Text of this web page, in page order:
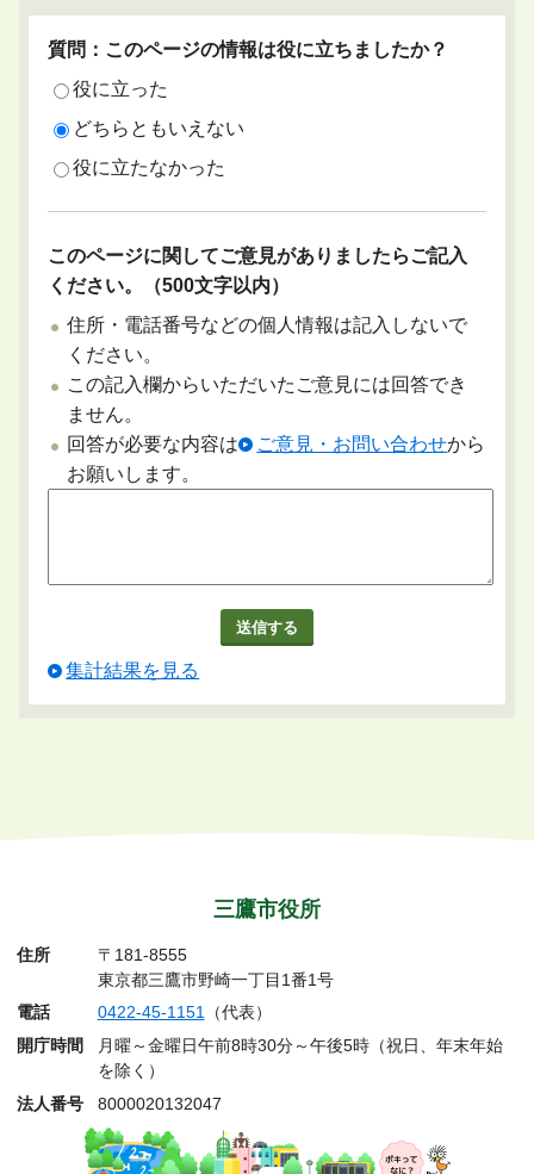
質問：このページの情報は役に立ちましたか？
役に立った
どちらともいえない
役に立たなかった
このページに関してご意見がありましたらご記入
ください。（500文字以内）
住所・電話番号などの個人情報は記入しないで
ください。
この記入欄からいただいたご意見には回答でき
ません。
回答が必要な内容は
ご意見・お問い合わせから
お願いします。
集計結果を見る
三鷹市役所
住所
〒181-8555
東京都三鷹市野崎一丁目1番1号
電話
0422-45-1151（代表）
開庁時間
月曜～金曜日午前8時30分～午後5時（祝日、年末年始
を除く）
法人番号
8000020132047